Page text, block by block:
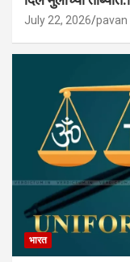
July 22, 2026
भारत